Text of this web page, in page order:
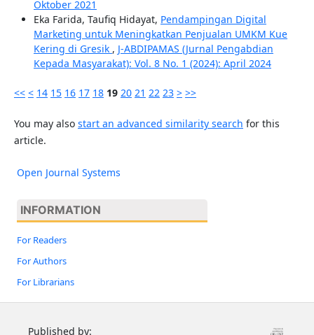
Oktober 2021
Eka Farida, Taufiq Hidayat, Pendampingan Digital
Marketing untuk Meningkatkan Penjualan UMKM Kue
Kering di Gresik , J-ABDIPAMAS (Jurnal Pengabdian
Kepada Masyarakat): Vol. 8 No. 1 (2024): April 2024
<< < 14 15 16 17 18 19 20 21 22 23 > >>
You may also start an advanced similarity search for this
article.
Open Journal Systems
INFORMATION
For Readers
For Authors
For Librarians
Published by: